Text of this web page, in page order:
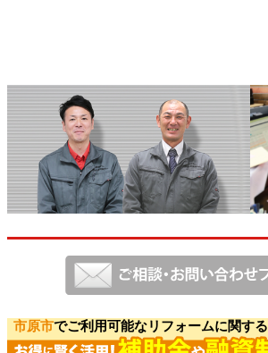
市原市でご利用可能なリフォームに関する